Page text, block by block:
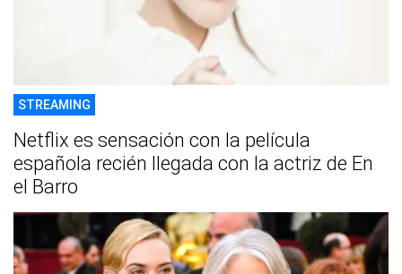
STREAMING
Netflix es sensación con la película
española recién llegada con la actriz de En
el Barro